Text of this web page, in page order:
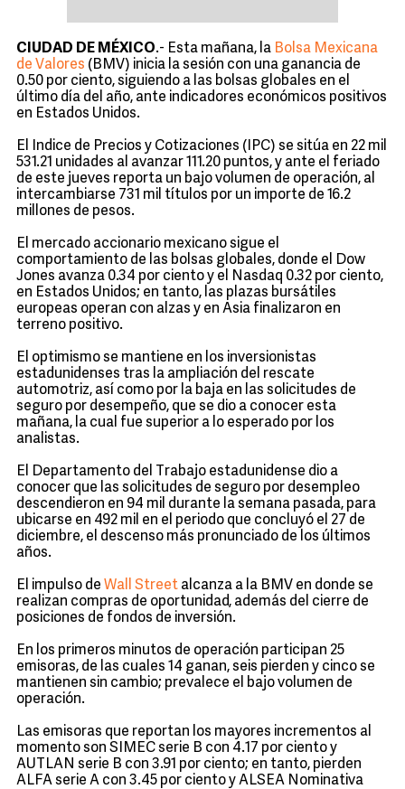
CIUDAD DE MÉXICO.- Esta mañana, la Bolsa Mexicana
de Valores (BMV) inicia la sesión con una ganancia de
0.50 por ciento, siguiendo a las bolsas globales en el
último día del año, ante indicadores económicos positivos
en Estados Unidos.
El Indice de Precios y Cotizaciones (IPC) se sitúa en 22 mil
531.21 unidades al avanzar 111.20 puntos, y ante el feriado
de este jueves reporta un bajo volumen de operación, al
intercambiarse 731 mil títulos por un importe de 16.2
millones de pesos.
El mercado accionario mexicano sigue el
comportamiento de las bolsas globales, donde el Dow
Jones avanza 0.34 por ciento y el Nasdaq 0.32 por ciento,
en Estados Unidos; en tanto, las plazas bursátiles
europeas operan con alzas y en Asia finalizaron en
terreno positivo.
El optimismo se mantiene en los inversionistas
estadunidenses tras la ampliación del rescate
automotriz, así como por la baja en las solicitudes de
seguro por desempeño, que se dio a conocer esta
mañana, la cual fue superior a lo esperado por los
analistas.
El Departamento del Trabajo estadunidense dio a
conocer que las solicitudes de seguro por desempleo
descendieron en 94 mil durante la semana pasada, para
ubicarse en 492 mil en el periodo que concluyó el 27 de
diciembre, el descenso más pronunciado de los últimos
años.
El impulso de Wall Street alcanza a la BMV en donde se
realizan compras de oportunidad, además del cierre de
posiciones de fondos de inversión.
En los primeros minutos de operación participan 25
emisoras, de las cuales 14 ganan, seis pierden y cinco se
mantienen sin cambio; prevalece el bajo volumen de
operación.
Las emisoras que reportan los mayores incrementos al
momento son SIMEC serie B con 4.17 por ciento y
AUTLAN serie B con 3.91 por ciento; en tanto, pierden
ALFA serie A con 3.45 por ciento y ALSEA Nominativa